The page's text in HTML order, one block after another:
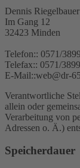
Dennis Riegelbauer
Im Gang 12
32423 Minden
Telefon:: 0571/
Telefax:: 0571/
E-Mail::web@dr-
Verantwortliche
allein oder
Verarbeitung von
Adressen o. Ä.)
Speicherdauer